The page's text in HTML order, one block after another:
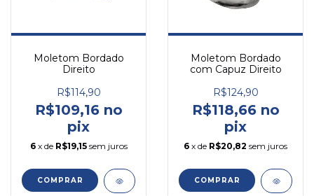
Moletom Bordado
Direito
R$114,90
R$109,16 no
pix
6 x de R$19,15 sem juros
COMPRAR
Moletom Bordado
com Capuz Direito
R$124,90
R$118,66 no
pix
6 x de R$20,82 sem juros
COMPRAR